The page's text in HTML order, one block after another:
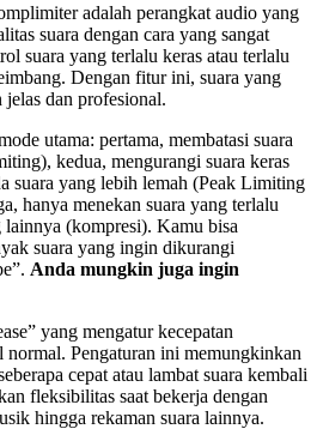
adalah perangkat audio yang
suara dengan cara yang sangat
suara yang terlalu keras atau terlalu
Dengan fitur ini, suara yang
jelas dan profesional.
utama: pertama, membatasi suara
kedua, mengurangi suara keras
suara yang lebih lemah (Peak Limiting
hanya menekan suara yang terlalu
lainnya (kompresi). Kamu bisa
suara yang ingin dikurangi
Anda mungkin juga ingin
yang mengatur kecepatan
normal. Pengaturan ini memungkinkan
cepat atau lambat suara kembali
fleksibilitas saat bekerja dengan
hingga rekaman suara lainnya.